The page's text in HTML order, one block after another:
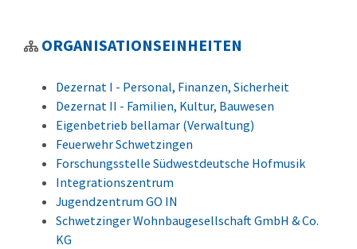
ORGANISATIONSEINHEITEN
Dezernat I - Personal, Finanzen, Sicherheit
Dezernat II - Familien, Kultur, Bauwesen
Eigenbetrieb bellamar (Verwaltung)
Feuerwehr Schwetzingen
Forschungsstelle Südwestdeutsche Hofmusik
Integrationszentrum
Jugendzentrum GO IN
Schwetzinger Wohnbaugesellschaft GmbH & Co.
KG